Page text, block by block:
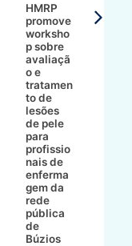
HMRP
promove
worksho
p sobre
avaliaçã
o e
tratamen
to de
lesões
de pele
para
profissio
nais de
enferma
gem da
rede
pública
de
Búzios